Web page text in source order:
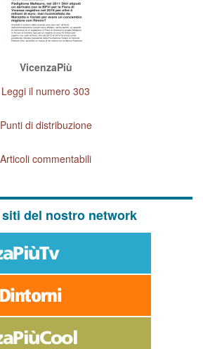
VicenzaPiù
Leggi il numero 303
Punti di distribuzione
Articoli commentabili
del nostro network